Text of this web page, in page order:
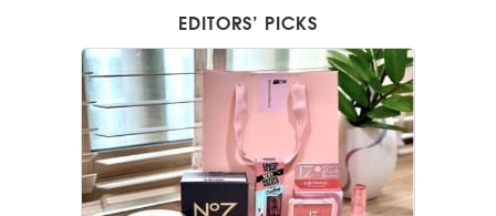
EDITORS’ PICKS